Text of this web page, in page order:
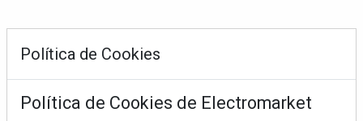
Política de Cookies
Política de Cookies de Electromarket